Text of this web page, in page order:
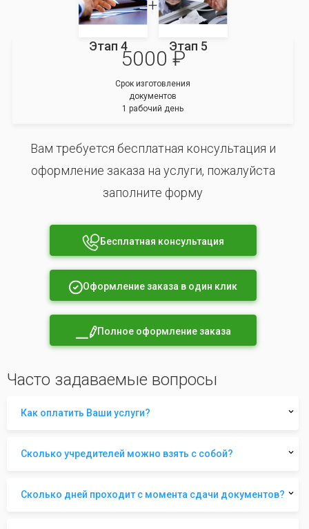
Этап 4 Этап 5
5000 ₽
Срок изготовления
документов
1 рабочий день
Вам требуется бесплатная консультация и
оформление заказа на услуги, пожалуйста
заполните форму
Бесплатная консультация
Оформление заказа в один клик
Полное оформление заказа
Часто задаваемые вопросы
Как оплатить Ваши услуги?
Сколько учредителей можно взять с собой?
Сколько дней проходит с момента сдачи документов?